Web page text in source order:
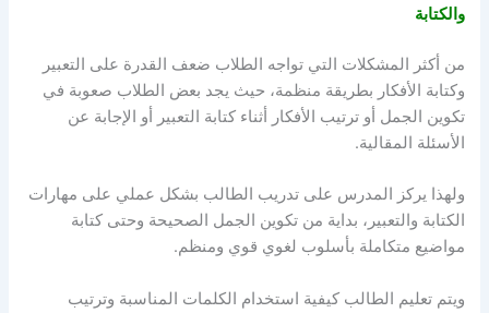
والكتابة
من أكثر المشكلات التي تواجه الطلاب ضعف القدرة على التعبير
وكتابة الأفكار بطريقة منظمة، حيث يجد بعض الطلاب صعوبة في
تكوين الجمل أو ترتيب الأفكار أثناء كتابة التعبير أو الإجابة عن
الأسئلة المقالية.
ولهذا يركز المدرس على تدريب الطالب بشكل عملي على مهارات
الكتابة والتعبير، بداية من تكوين الجمل الصحيحة وحتى كتابة
مواضيع متكاملة بأسلوب لغوي قوي ومنظم.
ويتم تعليم الطالب كيفية استخدام الكلمات المناسبة وترتيب